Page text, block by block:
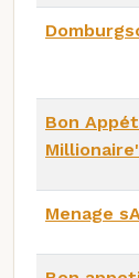
Bon
Menage